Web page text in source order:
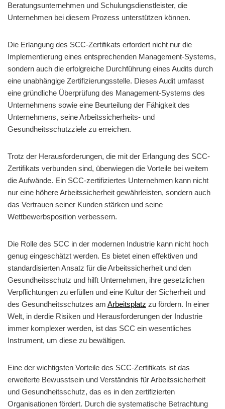
Beratungsunternehmen und Schulungsdienstleister, die
Unternehmen bei diesem Prozess unterstützen können.
Die Erlangung des SCC-Zertifikats erfordert nicht nur die
Implementierung eines entsprechenden Management-Systems,
sondern auch die erfolgreiche Durchführung eines Audits durch
eine unabhängige Zertifizierungsstelle. Dieses Audit umfasst
eine gründliche Überprüfung des Management-Systems des
Unternehmens sowie eine Beurteilung der Fähigkeit des
Unternehmens, seine Arbeitssicherheits- und
Gesundheitsschutzziele zu erreichen.
Trotz der Herausforderungen, die mit der Erlangung des SCC-
Zertifikats verbunden sind, überwiegen die Vorteile bei weitem
die Aufwände. Ein SCC-zertifiziertes Unternehmen kann nicht
nur eine höhere Arbeitssicherheit gewährleisten, sondern auch
das Vertrauen seiner Kunden stärken und seine
Wettbewerbsposition verbessern.
Die Rolle des SCC in der modernen Industrie kann nicht hoch
genug eingeschätzt werden. Es bietet einen effektiven und
standardisierten Ansatz für die Arbeitssicherheit und den
Gesundheitsschutz und hilft Unternehmen, ihre gesetzlichen
Verpflichtungen zu erfüllen und eine Kultur der Sicherheit und
des Gesundheitsschutzes am Arbeitsplatz zu fördern. In einer
Welt, in derdie Risiken und Herausforderungen der Industrie
immer komplexer werden, ist das SCC ein wesentliches
Instrument, um diese zu bewältigen.
Eine der wichtigsten Vorteile des SCC-Zertifikats ist das
erweiterte Bewusstsein und Verständnis für Arbeitssicherheit
und Gesundheitsschutz, das es in den zertifizierten
Organisationen fördert. Durch die systematische Betrachtung